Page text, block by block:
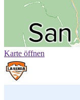
Karte öffnen